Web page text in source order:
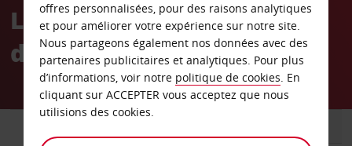
AvisLocation de voiture Gare
de Lisbonne-Oriente
offres personnalisées, pour des raisons analytiques
et pour améliorer votre expérience sur notre site.
Nous partageons également nos données avec des
partenaires publicitaires et analytiques. Pour plus
d’informations, voir notre politique de cookies. En
cliquant sur ACCEPTER vous acceptez que nous
utilisions des cookies.